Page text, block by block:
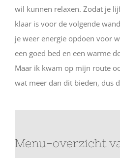
wil kunnen relaxen. Zodat je
klaar is voor de volgende
je weer energie opdoen voor
een goed bed en een warme
Maar ik kwam op mijn route
wat meer dan dit bieden, dus
Menu-overzicht